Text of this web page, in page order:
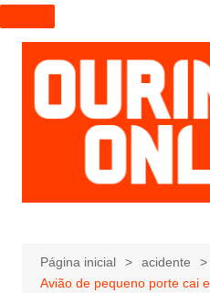
I
r
p
a
r
a
e
ú
Página inicial
acidente
Avião de pequeno porte cai